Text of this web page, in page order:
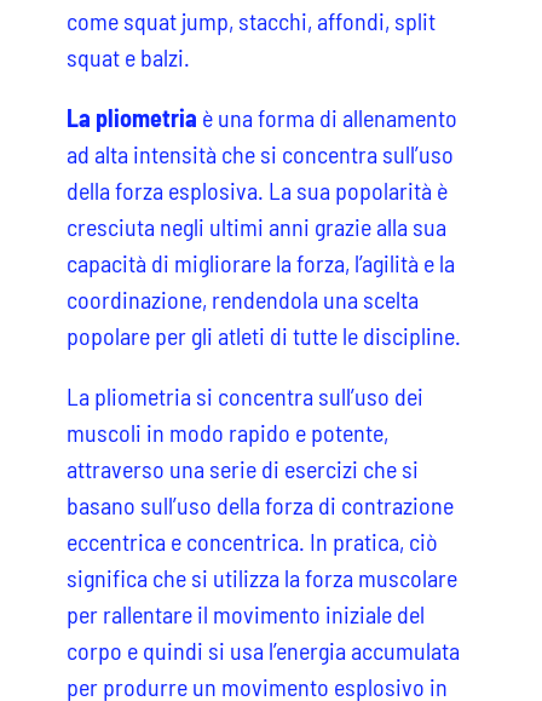
come squat jump, stacchi, affondi, split
squat e balzi.
La pliometria è una forma di allenamento
ad alta intensità che si concentra sull’uso
della forza esplosiva. La sua popolarità è
cresciuta negli ultimi anni grazie alla sua
capacità di migliorare la forza, l’agilità e la
coordinazione, rendendola una scelta
popolare per gli atleti di tutte le discipline.
La pliometria si concentra sull’uso dei
muscoli in modo rapido e potente,
attraverso una serie di esercizi che si
basano sull’uso della forza di contrazione
eccentrica e concentrica. In pratica, ciò
significa che si utilizza la forza muscolare
per rallentare il movimento iniziale del
corpo e quindi si usa l’energia accumulata
per produrre un movimento esplosivo in